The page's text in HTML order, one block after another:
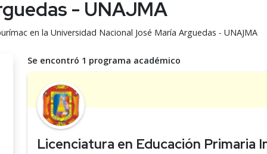
- UNAJMA
en la Universidad Nacional José María Arguedas - UNAJMA
Se encontró 1 programa académico
Licenciatura en Educación Primaria